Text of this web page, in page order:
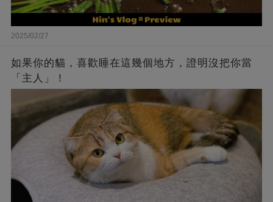
2025/02/27
如果你的貓，喜歡睡在這幾個地方，證明沒把你當
「主人」！